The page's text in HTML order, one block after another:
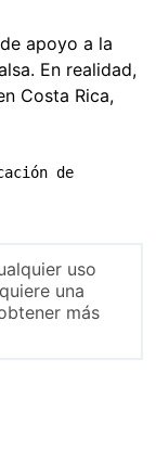
apoyo a la
En realidad,
Costa Rica,
de
uso
una
más